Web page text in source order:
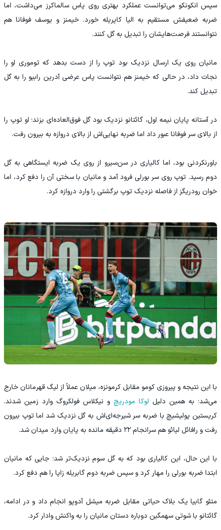
سپس انکونکو می‌توانست عملکرد بهتری روی پاس سالماکرز می‌داشت، اما
ضربه ضعیفش مستقیم به الیا کاپریله خورد. خیمنز و یوسف فوفانا هم
نتوانستند فرصت‌هایشان را تبدیل به گل کنند.
مانیان روی یک ارسال نزدیک بود توپ را از دست بدهد که توموری او را
نجات داد، در حالی که خیمنز هم نتوانست پاس عرضی آدرین رابیو را به گل
تبدیل کند.
در آستانه پایان نیمه اول، گائتانو نزدیک بود گل فوق‌العاده‌ای بزند؛ او توپ را
از بالای سر فوفانا عبور داد اما ضربه نهایی‌اش از بالای دروازه به بیرون رفت.
باورنکردنی بود، اما کالیاری در سن‌سیرو از روی یک ضربه ایستگاهی به گل
دوم رسید. توپ روی سر بورلی فرود آمد و مانیان با سختی آن را دفع کرد، اما
خوان رودریگز از فاصله نزدیک توپ برگشتی را وارد دروازه کرد.
با این نتیجه و پیروزی کومو مقابل کرمونزه، میلان عملاً از لیگ قهرمانان خارج
می‌شد؛ به همین دلیل لوکا مودریچ و نیکلاس فولکروگ وارد زمین شدند.
کریستین پولیشیچ با ضربه سر شیرجه‌ای‌اش به گل نزدیک شد اما توپ بیرون
رفت و رافائل لیائو هم سرانجام ۲۲ دقیقه مانده به پایان وارد میدان شد.
با این حال، این کالیاری بود که به گل سوم نزدیک‌تر شد؛ جایی که مانیان
ابتدا ضربه بورلی را مهار کرد و سپس ضربه دوم گابریله زاپا را هم دفع کرد.
متئو گابیا یک بلاک حیاتی مقابل ضربه میشل آدوپو انجام داد و در ادامه،
گائتانو با شوتی سهمگین دوباره دستان مانیان را به واکنش وادار کرد.